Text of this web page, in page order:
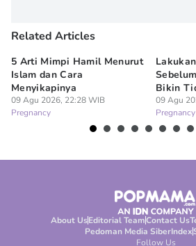
Related Articles
5 Arti Mimpi Hamil Menurut
Islam dan Cara
Menyikapinya
09 Agu 2026, 22:28 WIB
Pregnancy
Bikin
09 Agu
Pregnancy
About UsEditorial TeamContact Us
Pedoman Media SiberIndex
Follow Us